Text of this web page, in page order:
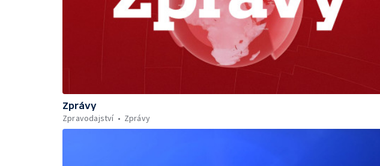
Zprávy
Zpravodajství
Zprávy